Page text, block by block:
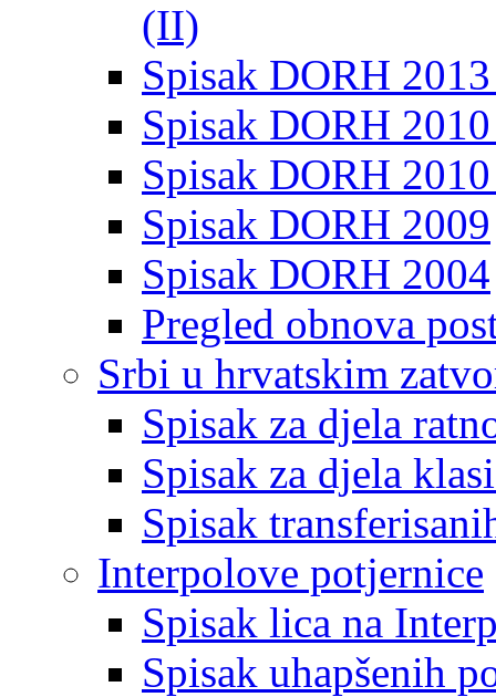
(II)
Spisak DORH
Spisak DORH
Spisak DORH
Spisak DORH 2009
Spisak DORH 2004
Pregled obnova
Srbi u hrvatskim
Spisak za djela
Spisak za djela
Spisak
Interpolove potjernice
Spisak lica na
Spisak uhapšenih